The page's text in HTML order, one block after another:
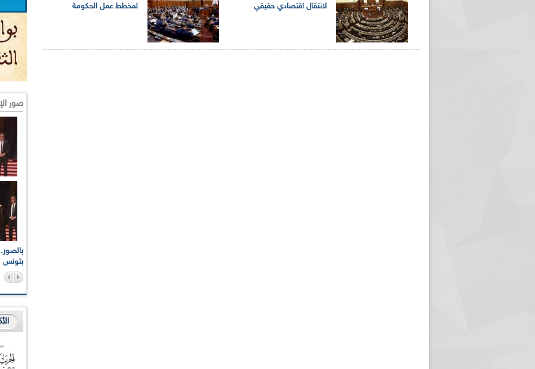
لمخطط عمل الحكومة
لانتقال اقتصادي حقيقي
صور
بتونس